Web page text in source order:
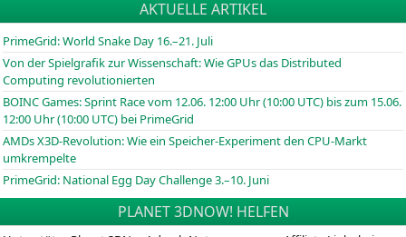
AKTUELLE ARTIKEL
PrimeGrid: World Snake Day 16.–21. Juli
Von der Spielgrafik zur Wissenschaft: Wie GPUs das Distributed
Computing revolutionierten
BOINCGames: Sprint Race vom 12.06. 12:00 Uhr (10:00 UTC) bis zum 15.06.
12:00 Uhr (10:00 UTC) bei PrimeGrid
AMDs X3D-Revolution: Wie ein Speicher-Experiment den CPU-Markt
umkrempelte
PrimeGrid: National Egg Day Challenge 3.–10. Juni
PLANET 3DNOW! HELFEN